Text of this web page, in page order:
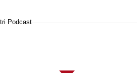
Podcast